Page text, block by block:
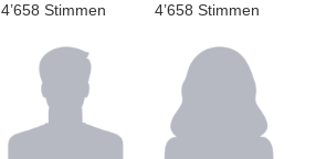
4’658 Stimmen 4’658 Stimmen